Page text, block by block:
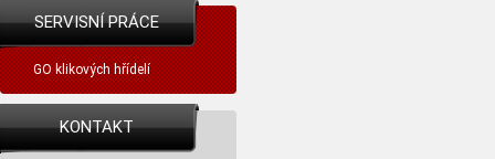
SERVISNÍ PRÁCE
GO klikových hřídelí
KONTAKT